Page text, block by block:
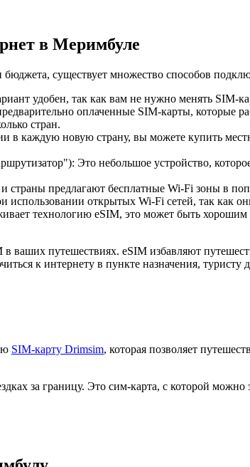
в Меримбуле
существует множество способов
удобен, так как вам не нужно менять SIM-
оплаченные SIM-карты, которые
стран.
каждую новую страну, вы можете купить
Это небольшое устройство,
предлагают бесплатные Wi-Fi зоны в
использовании открытых Wi-Fi сетей, так как
технологию eSIM, это может быть
ваших путешествиях. eSIM избавляют
к интернету в пункте назначения,
SIM-карту Drimsim, которая позволяет
за границу. Это сим-карта, с которой можно